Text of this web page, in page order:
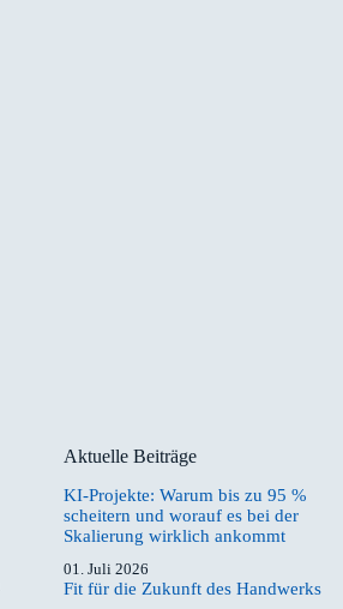
Aktuelle Beiträge
KI-Projekte: Warum bis zu 95 %
scheitern und worauf es bei der
Skalierung wirklich ankommt
01. Juli 2026
Fit für die Zukunft des Handwerks